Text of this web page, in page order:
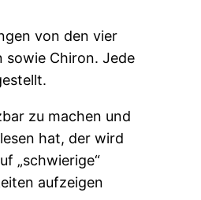
von den vier
sowie Chiron. Jede
zu machen und
hat, der wird
„schwierige“
aufzeigen